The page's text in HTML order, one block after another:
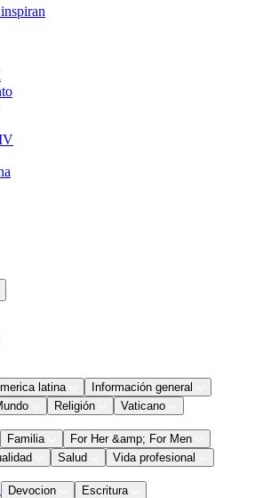
latina
Información general
Religión Vaticano
Familia
For Her &amp; For Men
Salud Vida profesional
Devocion
Escritura